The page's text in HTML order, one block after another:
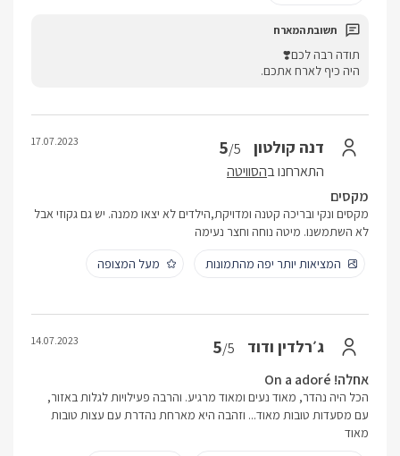
תודה רבה לכם❣️
היה כיף לארח אתכם.
דנה קולטון 5/5
התארחנו בהסוויטה
17.07.2023
מקסים
מקסים ונקי ובריכה קטנה ומדויקת,הילדים לא יצאו ממנה. יש גם גקוזי אבל
לא השתמשנו. מיטה נוחה וחצר נעימה
המציאות יותר יפה מהתמונות
מעל המצופה
ג׳רלדין ודוד 5/5
14.07.2023
אחלה! On a adoré
הכל היה נהדר, מאוד נעים ומאוד מרגיע. והרבה פעילויות לגלות באזור,
עם מסעדות טובות מאוד... וזהבה היא מארחת נהדרת עם עצות טובות
מאוד